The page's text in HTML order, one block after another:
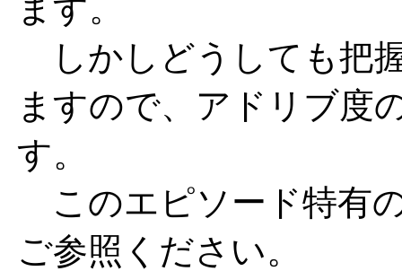
ます。
しかしどうしても把
ますので、アドリブ度
す。
このエピソード特有
ご参照ください。